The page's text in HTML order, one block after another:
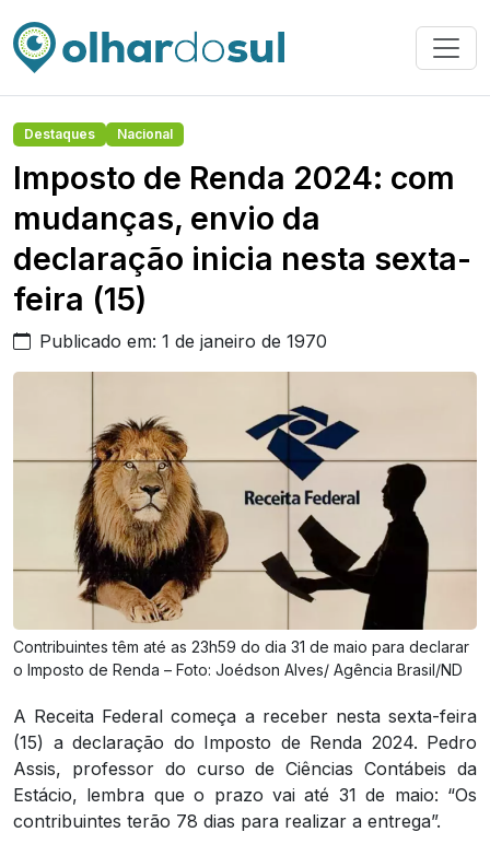
Destaques Nacional
Imposto de Renda 2024: com
mudanças, envio da
declaração inicia nesta sexta-
feira (15)
Publicado em: 1 de janeiro de 1970
Contribuintes têm até as 23h59 do dia 31 de maio para declarar
o Imposto de Renda – Foto: Joédson Alves/ Agência Brasil/ND
A Receita Federal começa a receber nesta sexta-feira
(15) a declaração do Imposto de Renda 2024. Pedro
Assis, professor do curso de Ciências Contábeis da
Estácio, lembra que o prazo vai até 31 de maio: “Os
contribuintes terão 78 dias para realizar a entrega”.